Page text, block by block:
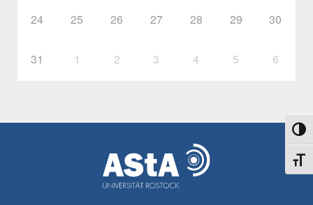
24 25 26 27 28 29 30
31 1 2 3 4 5 6